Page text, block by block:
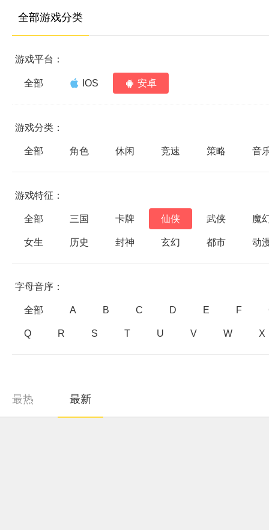
全部游戏分类
游戏平台：
全部 IOS 安卓
游戏分类：
全部 角色 休闲 竞速 策略 音
游戏特征：
全部 三国 卡牌 仙侠 武侠 魔
女生 历史 封神 玄幻 都市 动
字母音序：
全部 A B C D E F
Q R S T U V W X
最热 最新